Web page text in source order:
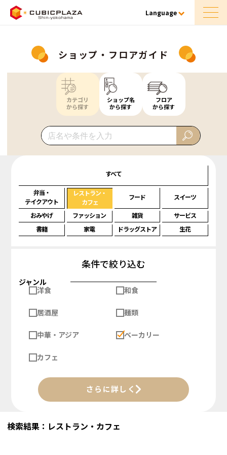
Language
ショップ・フロアガイド
カテゴリ
から探す
ショップ名
から探す
フロア
から探す
すべて
弁当・
テイクアウト
レストラン・
カフェ
フード スイーツ
おみやげ ファッション 雑貨
サービス
書籍
家電 ドラッグストア 生花
条件で絞り込む
ジャンル
洋食
和食
居酒屋 麺類
中華・アジア ベーカリー
カフェ
さらに詳しく
検索結果：レストラン・カフェ